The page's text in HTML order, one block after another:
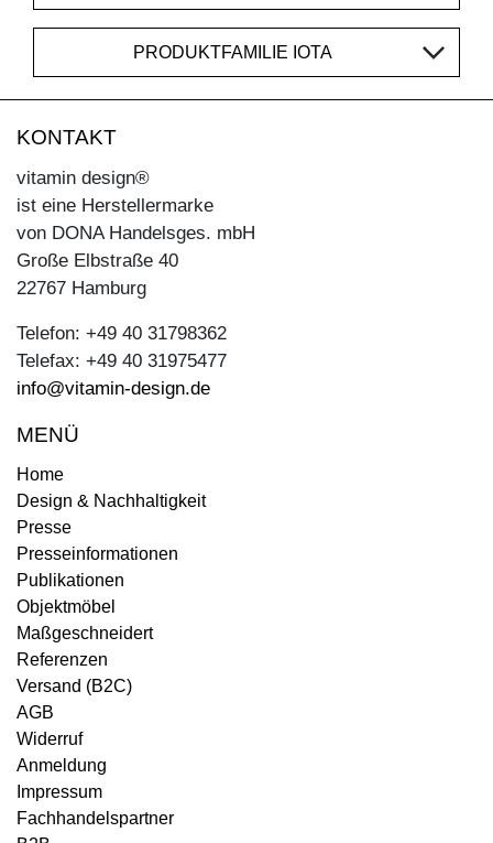
PRODUKTFAMILIE IOTA
KONTAKT
vitamin design®
ist eine Herstellermarke
von DONA Handelsges. mbH
Große Elbstraße 40
22767 Hamburg
Telefon: +49 40 31798362
Telefax: +49 40 31975477
info@vitamin-design.de
MENÜ
Home
Design & Nachhaltigkeit
Presse
Presseinformationen
Publikationen
Objektmöbel
Maßgeschneidert
Referenzen
Versand (B2C)
AGB
Widerruf
Anmeldung
Impressum
Fachhandelspartner